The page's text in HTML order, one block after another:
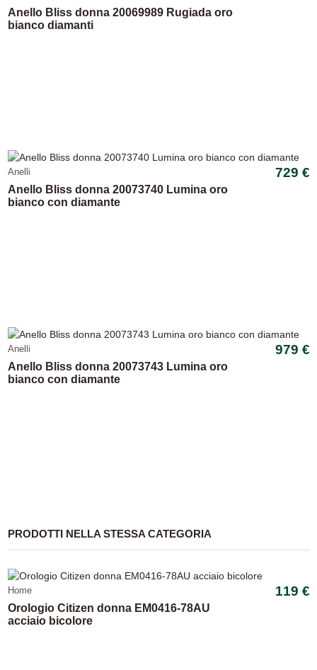
Anello Bliss donna 20069989 Rugiada oro
bianco diamanti
Anelli 729 €
Anello Bliss donna 20073740 Lumina oro
bianco con diamante
Anelli 979 €
Anello Bliss donna 20073743 Lumina oro
bianco con diamante
PRODOTTI NELLA STESSA CATEGORIA
Home 119 €
Orologio Citizen donna EM0416-78AU
acciaio bicolore